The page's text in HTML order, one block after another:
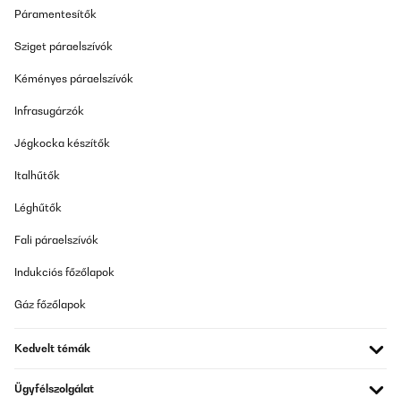
Páramentesítők
Sziget páraelszívók
Kéményes páraelszívók
Infrasugárzók
Jégkocka készítők
Italhűtők
Léghűtők
Fali páraelszívók
Indukciós főzőlapok
Gáz főzőlapok
Kedvelt témák
Ügyfélszolgálat